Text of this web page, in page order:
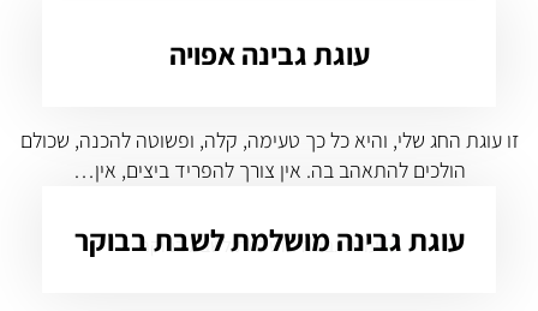
עוגת גבינה אפויה
זו עוגת החג שלי, והיא כל כך טעימה, קלה, ופשוטה להכנה, שכולם
הולכים להתאהב בה. אין צורך להפריד ביצים, אין…
עוגת גבינה מושלמת לשבת בבוקר